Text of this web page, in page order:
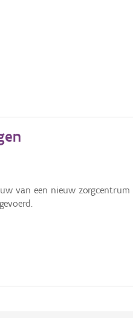
van een nieuw zorgcentrum